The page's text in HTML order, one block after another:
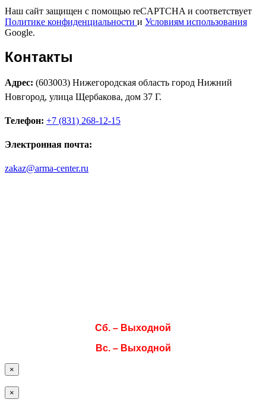
Наш сайт защищен с помощью reCAPTCHA и соответствует
Политике конфиденциальности и Условиям использования
Google.
Контакты
Адрес: (603003) Нижегородская область город Нижний
Новгород, улица Щербакова, дом 37 Г.
Телефон: +7 (831) 268-12-15
Электронная почта:
zakaz@arma-center.ru
Сб. – Выходной
Вс. – Выходной
×
×